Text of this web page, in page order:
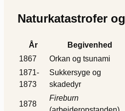
Naturkatastrofer
År Begivenhed
1867
Orkan og tsunami
1871-
1873
Sukkersyge og
skadedyr
1878
Fireburn